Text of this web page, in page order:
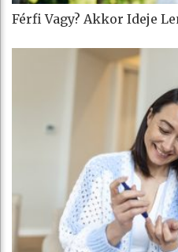
Férfi Vagy? Akkor Ideje